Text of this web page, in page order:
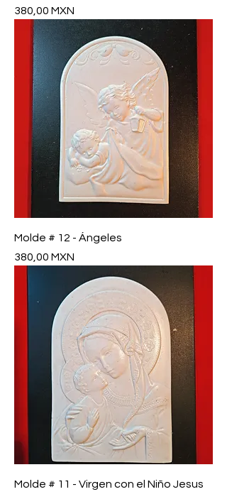
Precio
380,00 MXN
Molde # 12 - Ángeles
Precio
380,00 MXN
Molde # 11 - Virgen con el Niño Jesus